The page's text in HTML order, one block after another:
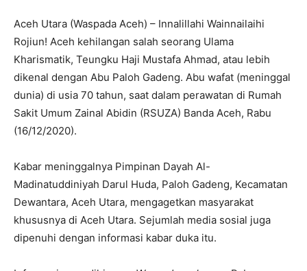
Aceh Utara (Waspada Aceh) – Innalillahi Wainnailaihi
Rojiun! Aceh kehilangan salah seorang Ulama
Kharismatik, Teungku Haji Mustafa Ahmad, atau lebih
dikenal dengan Abu Paloh Gadeng. Abu wafat (meninggal
dunia) di usia 70 tahun, saat dalam perawatan di Rumah
Sakit Umum Zainal Abidin (RSUZA) Banda Aceh, Rabu
(16/12/2020).
Kabar meninggalnya Pimpinan Dayah Al-
Madinatuddiniyah Darul Huda, Paloh Gadeng, Kecamatan
Dewantara, Aceh Utara, mengagetkan masyarakat
khususnya di Aceh Utara. Sejumlah media sosial juga
dipenuhi dengan informasi kabar duka itu.